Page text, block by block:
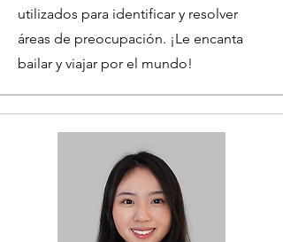
utilizados para identificar y resolver
áreas de preocupación. ¡Le encanta
bailar y viajar por el mundo!